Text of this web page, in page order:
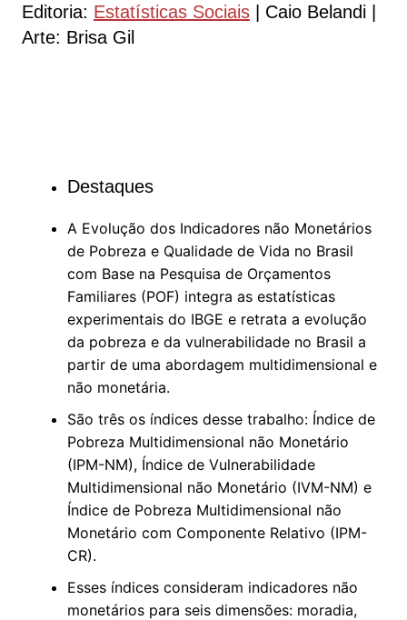
Editoria: Estatísticas Sociais| Caio Belandi |
Arte: Brisa Gil
Destaques
A Evolução dos Indicadores não Monetários
de Pobreza e Qualidade de Vida no Brasil
com Base na Pesquisa de Orçamentos
Familiares (POF) integra as estatísticas
experimentais do IBGE e retrata a evolução
da pobreza e da vulnerabilidade no Brasil a
partir de uma abordagem multidimensional e
não monetária.
São três os índices desse trabalho: Índice de
Pobreza Multidimensional não Monetário
(IPM-NM), Índice de Vulnerabilidade
Multidimensional não Monetário (IVM-NM) e
Índice de Pobreza Multidimensional não
Monetário com Componente Relativo (IPM-
CR).
Esses índices consideram indicadores não
monetários para seis dimensões: moradia,